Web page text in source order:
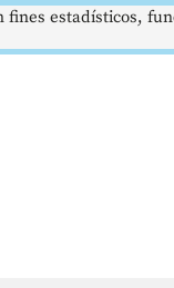
estadísticos,